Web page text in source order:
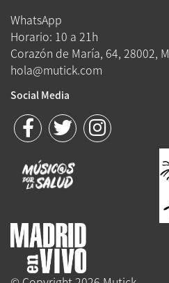
WhatsApp
Horario: 10 a 21h
Corazón de María, 64, 28002,
hola@mutick.com
Social Media